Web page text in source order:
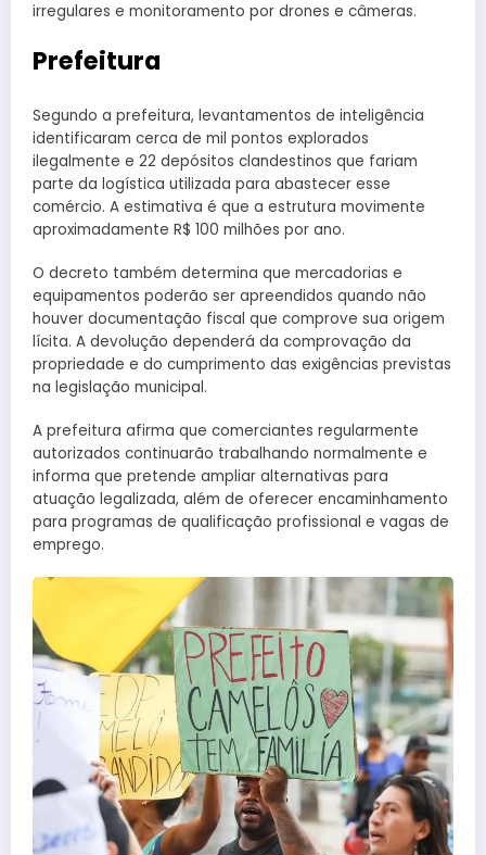
irregulares e monitoramento por drones e câmeras.
Prefeitura
Segundo a prefeitura, levantamentos de inteligência
identificaram cerca de mil pontos explorados
ilegalmente e 22 depósitos clandestinos que fariam
parte da logística utilizada para abastecer esse
comércio. A estimativa é que a estrutura movimente
aproximadamente R$ 100 milhões por ano.
O decreto também determina que mercadorias e
equipamentos poderão ser apreendidos quando não
houver documentação fiscal que comprove sua origem
lícita. A devolução dependerá da comprovação da
propriedade e do cumprimento das exigências previstas
na legislação municipal.
A prefeitura afirma que comerciantes regularmente
autorizados continuarão trabalhando normalmente e
informa que pretende ampliar alternativas para
atuação legalizada, além de oferecer encaminhamento
para programas de qualificação profissional e vagas de
emprego.